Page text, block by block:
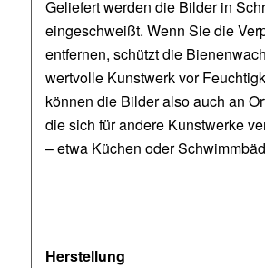
Geliefert werden die Bilder in
eingeschweißt. Wenn Sie die
entfernen, schützt die
wertvolle Kunstwerk vor
können die Bilder also auch an
die sich für andere Kunstwerke
– etwa Küchen oder
Herstellung